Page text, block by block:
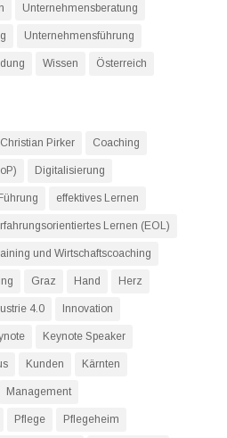
Unternehmensberatung
Unternehmensführung
Wissen Österreich
Christian Pirker Coaching
Digitalisierung
effektives Lernen
Lernen (EOL)
und Wirtschaftscoaching
Graz Hand Herz
4.0 Innovation
Keynote Speaker
Kunden Kärnten
Management
Pflege Pflegeheim